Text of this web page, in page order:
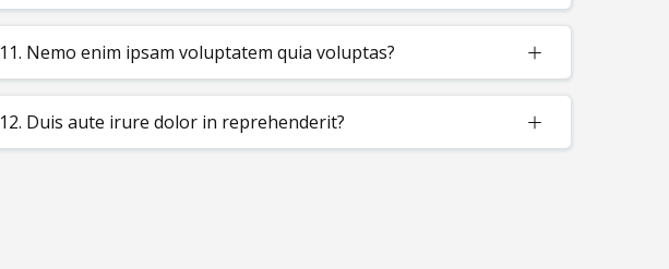
11. Nemo enim ipsam voluptatem quia voluptas?
12. Duis aute irure dolor in reprehenderit?